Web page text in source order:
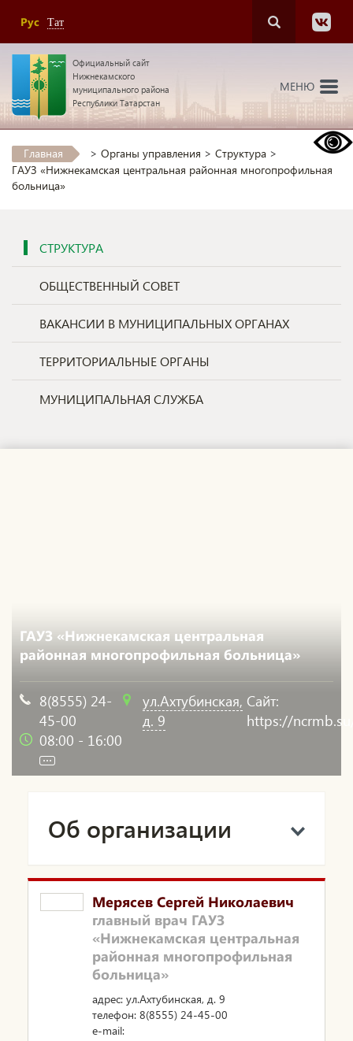
Рус Тат
Официальный сайт
Нижнекамского
муниципального района
Республики Татарстан
МЕНЮ
Главная > Органы управления > Структура >
ГАУЗ «Нижнекамская центральная районная многопрофильная
больница»
СТРУКТУРА
ОБЩЕСТВЕННЫЙ СОВЕТ
ВАКАНСИИ В МУНИЦИПАЛЬНЫХ ОРГАНАХ
ТЕРРИТОРИАЛЬНЫЕ ОРГАНЫ
МУНИЦИПАЛЬНАЯ СЛУЖБА
ГАУЗ «Нижнекамская центральная
районная многопрофильная больница»
8(8555) 24-
45-00
08:00 - 16:00
ул.Ахтубинская,
д. 9
Сайт:
https://
Об организации
Мерясев Сергей Николаевич
главный врач ГАУЗ
«Нижнекамская центральная
районная многопрофильная
больница»
адрес: ул.Ахтубинская, д. 9
телефон: 8(8555) 24-45-00
e-mail: